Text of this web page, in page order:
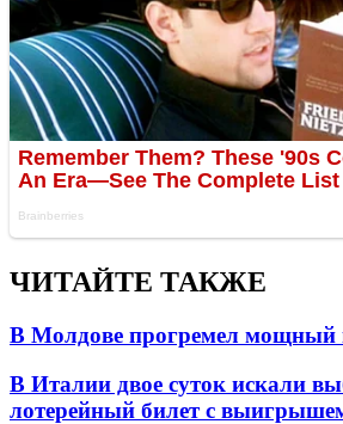
ЧИТАЙТЕ ТАКЖЕ
В Молдове прогремел мощный
В Италии двое суток искали
лотерейный билет с